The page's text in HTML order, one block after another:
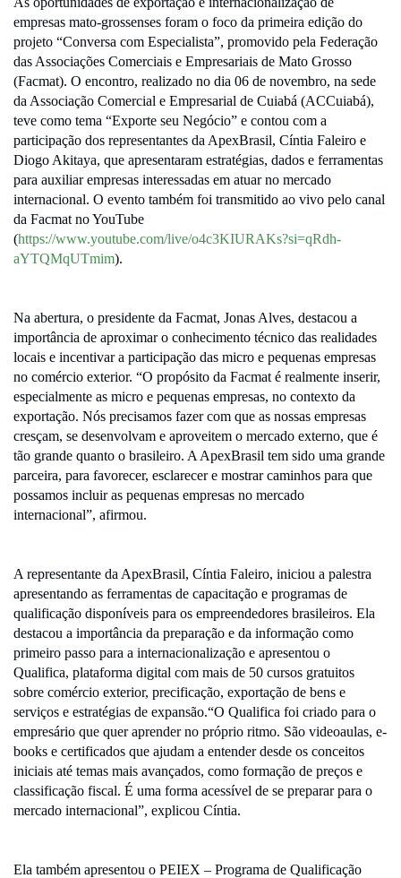
empresas mato-grossenses foram o foco da primeira edição do
projeto “Conversa com Especialista”, promovido pela Federação
das Associações Comerciais e Empresariais de Mato Grosso
(Facmat). O encontro, realizado no dia 06 de novembro, na sede
da Associação Comercial e Empresarial de Cuiabá (ACCuiabá),
teve como tema “Exporte seu Negócio” e contou com a
participação dos representantes da ApexBrasil, Cíntia Faleiro e
Diogo Akitaya, que apresentaram estratégias, dados e ferramentas
para auxiliar empresas interessadas em atuar no mercado
internacional. O evento também foi transmitido ao vivo pelo canal
da Facmat no YouTube
(https://www.youtube.com/live/o4c3KIURAKs?si=qRdh-
aYTQMqUTmim).
Na abertura, o presidente da Facmat, Jonas Alves, destacou a
importância de aproximar o conhecimento técnico das realidades
locais e incentivar a participação das micro e pequenas empresas
no comércio exterior. “O propósito da Facmat é realmente inserir,
especialmente as micro e pequenas empresas, no contexto da
exportação. Nós precisamos fazer com que as nossas empresas
cresçam, se desenvolvam e aproveitem o mercado externo, que é
tão grande quanto o brasileiro. A ApexBrasil tem sido uma grande
parceira, para favorecer, esclarecer e mostrar caminhos para que
possamos incluir as pequenas empresas no mercado
internacional”, afirmou.
A representante da ApexBrasil, Cíntia Faleiro, iniciou a palestra
apresentando as ferramentas de capacitação e programas de
qualificação disponíveis para os empreendedores brasileiros. Ela
destacou a importância da preparação e da informação como
primeiro passo para a internacionalização e apresentou o
Qualifica, plataforma digital com mais de 50 cursos gratuitos
sobre comércio exterior, precificação, exportação de bens e
serviços e estratégias de expansão.“O Qualifica foi criado para o
empresário que quer aprender no próprio ritmo. São videoaulas, e-
books e certificados que ajudam a entender desde os conceitos
iniciais até temas mais avançados, como formação de preços e
classificação fiscal. É uma forma acessível de se preparar para o
mercado internacional”, explicou Cíntia.
Ela também apresentou o PEIEX – Programa de Qualificação